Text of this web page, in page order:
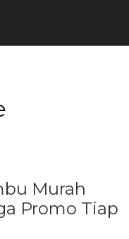
Murah
Promo Tiap